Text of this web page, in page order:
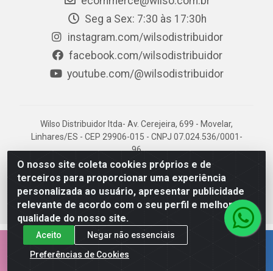
O nosso site coleta cookies próprios e de
terceiros para proporcionar uma experiência
personalizada ao usuário, apresentar publicidade
relevante de acordo com o seu perfil e melhorar a
qualidade do nosso site.
Aceito
Negar não essenciais
Preferências de Cookies
Seg a Sex: 7:30 às 17:30h
instagram.com/wilsodistribuidor
facebook.com/wilsodistribuidor
youtube.com/@wilsodistribuidor
Wilso Distribuidor ltda- Av. Cerejeira, 699 - Movelar,
Linhares/ES - CEP 29906-015 - CNPJ 07.024.536/0001-
96
EMPRESA 100% CAPIXABA.